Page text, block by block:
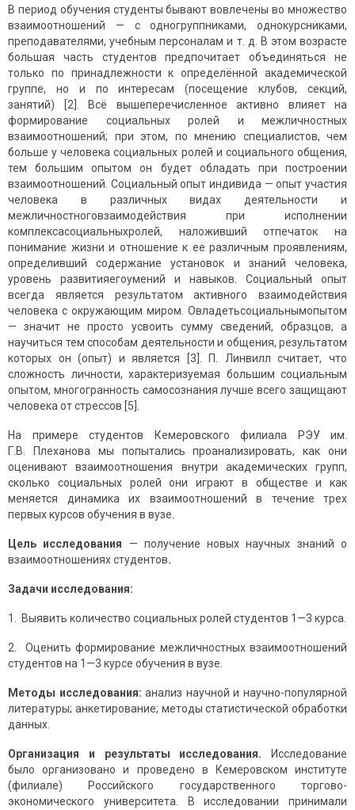
В период обучения студенты бывают вовлечены во множество
взаимоотношений — с одногруппниками, однокурсниками,
преподавателями, учебным персоналам и т. д. В этом возрасте
большая часть студентов предпочитает объединяться не
только по принадлежности к определённой академической
группе, но и по интересам (посещение клубов, секций,
занятий) [2]. Всё вышеперечисленное активно влияет на
формирование социальных ролей и межличностных
взаимоотношений; при этом, по мнению специалистов, чем
больше у человека социальных ролей и социального общения,
тем большим опытом он будет обладать при построении
взаимоотношений. Социальный опыт индивида — опыт участия
человека в различных видах деятельности и
межличностноговзаимодействия при исполнении
комплексасоциальныхролей, наложивший отпечаток на
понимание жизни и отношение к ее различным проявлениям,
определивший содержание установок и знаний человека,
уровень развитияегоумений и навыков. Социальный опыт
всегда является результатом активного взаимодействия
человека с окружающим миром. Овладетьсоциальнымопытом
— значит не просто усвоить сумму сведений, образцов, а
научиться тем способам деятельности и общения, результатом
которых он (опыт) и является [3]. П. Линвилл считает, что
сложность личности, характеризуемая большим социальным
опытом, многогранность самосознания лучше всего защищают
человека от стрессов [5].
На примере студентов Кемеровского филиала РЭУ им.
Г.В. Плеханова мы попытались проанализировать, как они
оценивают взаимоотношения внутри академических групп,
сколько социальных ролей они играют в обществе и как
меняется динамика их взаимоотношений в течение трех
первых курсов обучения в вузе.
Цель исследования — получение новых научных знаний о
взаимоотношениях студентов.
Задачи исследования:
1. Выявить количество социальных ролей студентов 1—3 курса.
2. Оценить формирование межличностных взаимоотношений
студентов на 1—3 курсе обучения в вузе.
Методы исследования:анализ научной и научно-популярной
литературы; анкетирование; методы статистической обработки
данных.
Организация и результаты исследования. Исследование
было организовано и проведено в Кемеровском институте
(филиале) Российского государственного торгово-
экономического университета. В исследовании принимали